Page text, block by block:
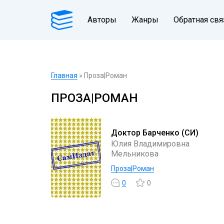
Авторы Жанры Обратная
Главная » Проза|Роман
ПРОЗА|РОМАН
Доктор Барченко (СИ)
Юлия Владимировна
Мельникова
Проза|Роман
0
0